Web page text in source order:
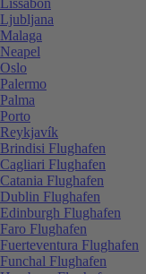
Ljubljana
Malaga
Neapel
Oslo
Palermo
Palma
Porto
Reykjavík
Brindisi Flughafen
Cagliari Flughafen
Catania Flughafen
Dublin Flughafen
Edinburgh Flughafen
Faro Flughafen
Fuerteventura Flughafen
Funchal Flughafen